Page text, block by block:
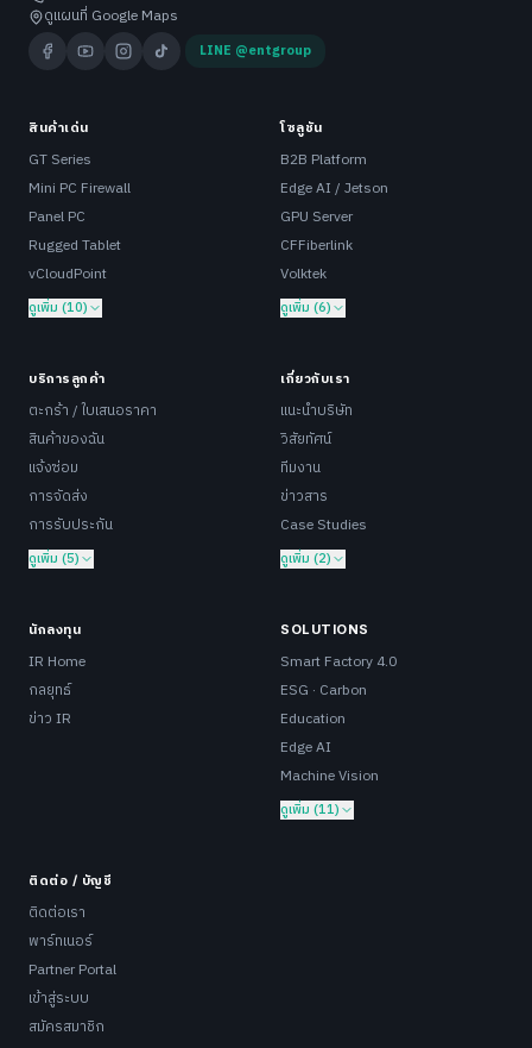
ดูแผนที่ Google Maps
LINE @entgroup
สินค้าเด่น
GT Series
Mini PC Firewall
Panel PC
Rugged Tablet
vCloudPoint
ดูเพิ่ม (10)
โซลูชัน
B2B Platform
Edge AI / Jetson
GPU Server
CFFiberlink
Volktek
ดูเพิ่ม (6)
บริการลูกค้า
ตะกร้า / ใบเสนอราคา
สินค้าของฉัน
แจ้งซ่อม
การจัดส่ง
การรับประกัน
ดูเพิ่ม (5)
เกี่ยวกับเรา
แนะนำบริษัท
วิสัยทัศน์
ทีมงาน
ข่าวสาร
Case Studies
ดูเพิ่ม (2)
นักลงทุน
IR Home
กลยุทธ์
ข่าว IR
SOLUTIONS
Smart Factory 4.0
ESG · Carbon
Education
Edge AI
Machine Vision
ดูเพิ่ม (11)
ติดต่อ / บัญชี
ติดต่อเรา
พาร์ทเนอร์
Partner Portal
เข้าสู่ระบบ
สมัครสมาชิก